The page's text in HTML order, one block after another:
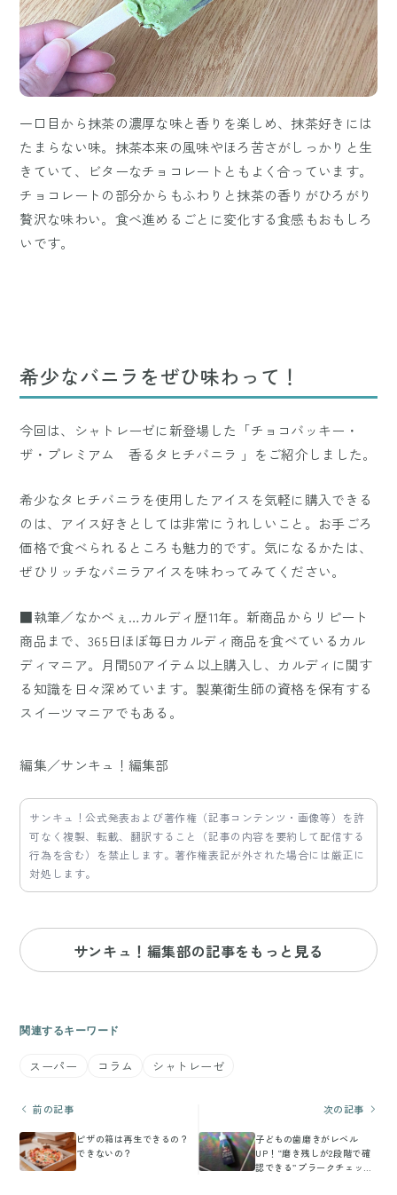
一口目から抹茶の濃厚な味と香りを楽しめ、抹茶好きには
たまらない味。抹茶本来の風味やほろ苦さがしっかりと生
きていて、ビターなチョコレートともよく合っています。
チョコレートの部分からもふわりと抹茶の香りがひろがり
贅沢な味わい。食べ進めるごとに変化する食感もおもしろ
いです。
希少なバニラをぜひ味わって！
今回は、シャトレーゼに新登場した「チョコバッキー・
ザ・プレミアム 香るタヒチバニラ 」をご紹介しました。
希少なタヒチバニラを使用したアイスを気軽に購入できる
のは、アイス好きとしては非常にうれしいこと。お手ごろ
価格で食べられるところも魅力的です。気になるかたは、
ぜひリッチなバニラアイスを味わってみてください。
■執筆／なかべぇ…カルディ歴11年。新商品からリピート
商品まで、365日ほぼ毎日カルディ商品を食べているカル
ディマニア。月間50アイテム以上購入し、カルディに関す
る知識を日々深めています。製菓衛生師の資格を保有する
スイーツマニアでもある。
編集／サンキュ！編集部
サンキュ！公式発表および著作権（記事コンテンツ・画像等）を許
可なく複製、転載、翻訳すること（記事の内容を要約して配信する
行為を含む）を禁止します。著作権表記が外された場合には厳正に
対処します。
サンキュ！編集部の記事をもっと見る
関連するキーワード
スーパー コラム シャトレーゼ
前の記事
ピザの箱は再生できるの？
できないの？
次の記事
子どもの歯磨きがレベル
UP！“磨き残しが2段階で確
認できる”プラークチェッカ